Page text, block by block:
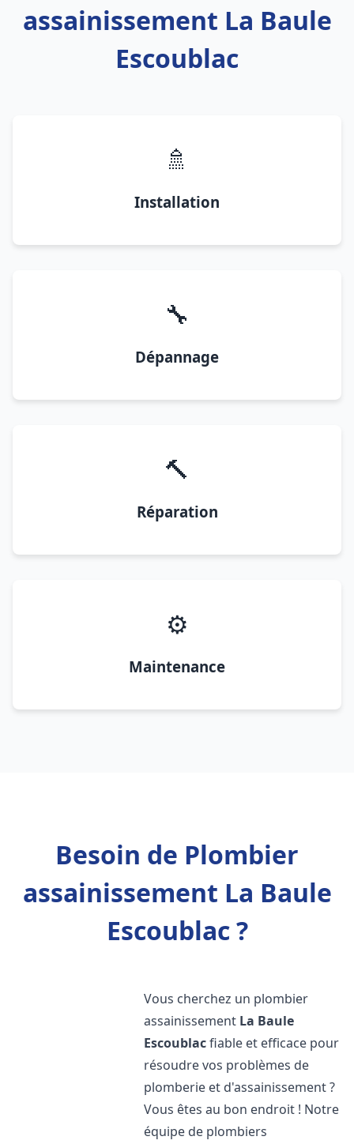
assainissement La Baule
Escoublac
🚿
Installation
🔧
Dépannage
🔨
Réparation
⚙️
Maintenance
Besoin de Plombier
assainissement La Baule
Escoublac ?
Vous cherchez un plombier
assainissement La Baule
Escoublacfiable et efficace pour
résoudre vos problèmes de
plomberie et d'assainissement ?
Vous êtes au bon endroit ! Notre
équipe de plombiers